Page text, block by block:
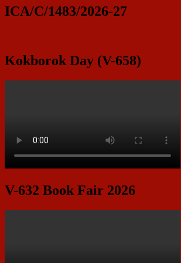
ICA/C/1483/2026-27
Kokborok Day (V-658)
V-632 Book Fair 2026